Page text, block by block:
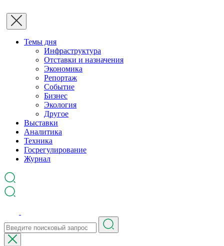
Темы дня
Инфраструктура
Отставки и назначения
Экономика
Репортаж
Событие
Бизнес
Экология
Другое
Выставки
Аналитика
Техника
Госрегулирование
Журнал